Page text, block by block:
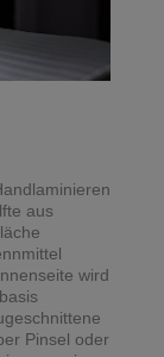
aus
wird
Pinsel oder